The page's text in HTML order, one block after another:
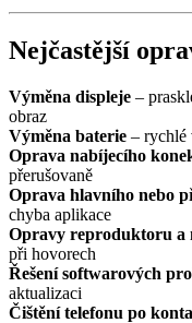
Nejčastější
Výměna displeje –
obraz
Výměna baterie – rychlé
Oprava nabíjecího
přerušovaně
Oprava hlavního nebo
chyba aplikace
Opravy reproduktoru a
při hovorech
Řešení softwarových
aktualizaci
Čištění telefonu po